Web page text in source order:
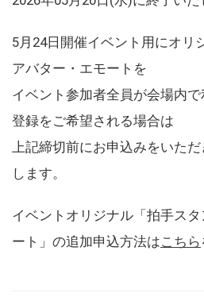
5月24日開催イベント用にオリ
アバター・エモートを
イベント参加者全員が会場内
登録をご希望される場合は
上記締切前にお申込みをいた
します。
イベントオリジナル「拍手ス
ート」の追加申込方法はこちら